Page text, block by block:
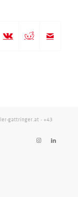
gattringer.at - +43